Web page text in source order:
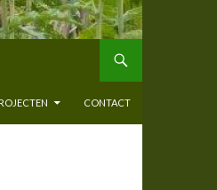
CONTACT